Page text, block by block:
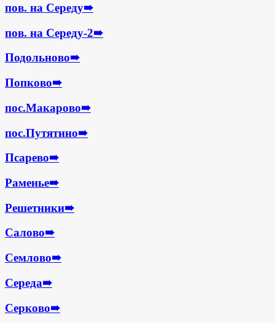
пов. на Середу➠
пов. на Середу-2➠
Подольново➠
Попково➠
пос.Макарово➠
пос.Путятино➠
Псарево➠
Раменье➠
Решетники➠
Салово➠
Семлово➠
Середа➠
Серково➠